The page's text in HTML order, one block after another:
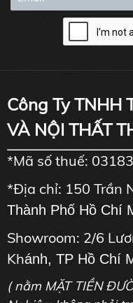
Công Ty TNHH
VÀ NỘI THẤT
*Mã số thuế:
*Địa chỉ: 150 Trần
Thành Phố Hồ Chí
Showroom: 2/6
Khánh, TP Hồ Chí
( nằm MẶT TIỀN